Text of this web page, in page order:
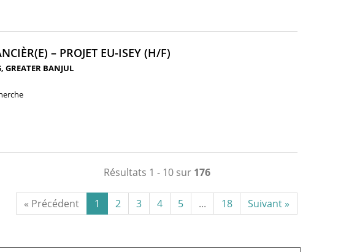
– PROJET EU-ISEY (H/F)
GREATER BANJUL
Résultats 1 - 10 sur 176
« Précédent 1 2 3 4 5 ... 18 Suivant »